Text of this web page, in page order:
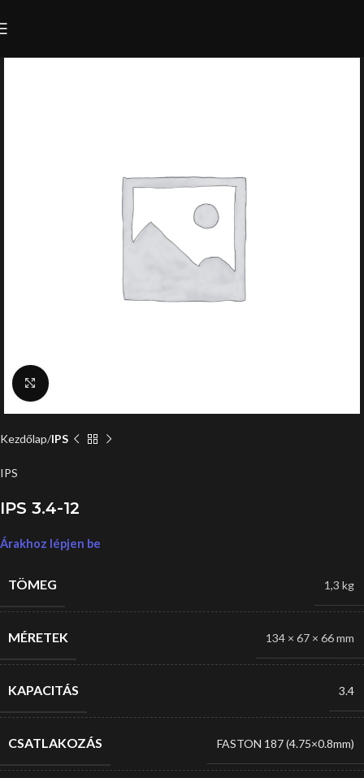
Click to enlarge
Kezdőlap IPS
IPS
IPS 3.4-12
Árakhoz lépjen be
TÖMEG 1,3 kg
MÉRETEK 134 × 67 × 66 mm
KAPACITÁS 3.4
CSATLAKOZÁS FASTON 187 (4.75×0.8mm)